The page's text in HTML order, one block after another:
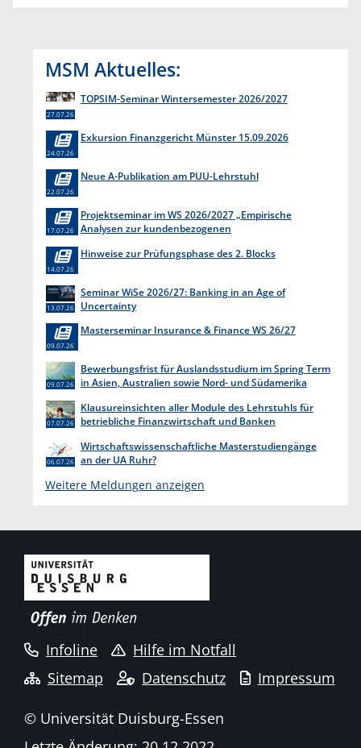
MSM Aktuelles:
TOPSIM-Seminar Wintersemester 2026/2027
27.07.26
Exkursion Finanzgericht Münster 15.09.2026
24.07.26
Neue A-Publikation am PUU-Lehrstuhl
22.07.26
Projektseminar im WS 2026/2027 „Empirische
Analysen zur kundenbezogenen
17.07.26
Hinweise zur Prüfungsphase des 2. Blocks
14.07.26
Seminar WiSe 2026/27: Banking in an Age of
Uncertainty
13.07.26
Masterseminar Insurance & Finance WS 26/27
09.07.26
Bewerbungsfrist für Auslandsstudium im Spring Term
in Asien, Australien sowie Nord- und Südamerika
09.07.26
Klausureinsichten aller Module des Lehrstuhls für
betriebliche Finanzwirtschaft und Banken
07.07.26
Wirtschaftswissenschaftliche Masterstudiengänge
an der UA Ruhr?
06.07.26
Weitere Meldungen anzeigen
Infoline
Hilfe im Notfall
Sitemap
Datenschutz Impressum
© Universität Duisburg-Essen